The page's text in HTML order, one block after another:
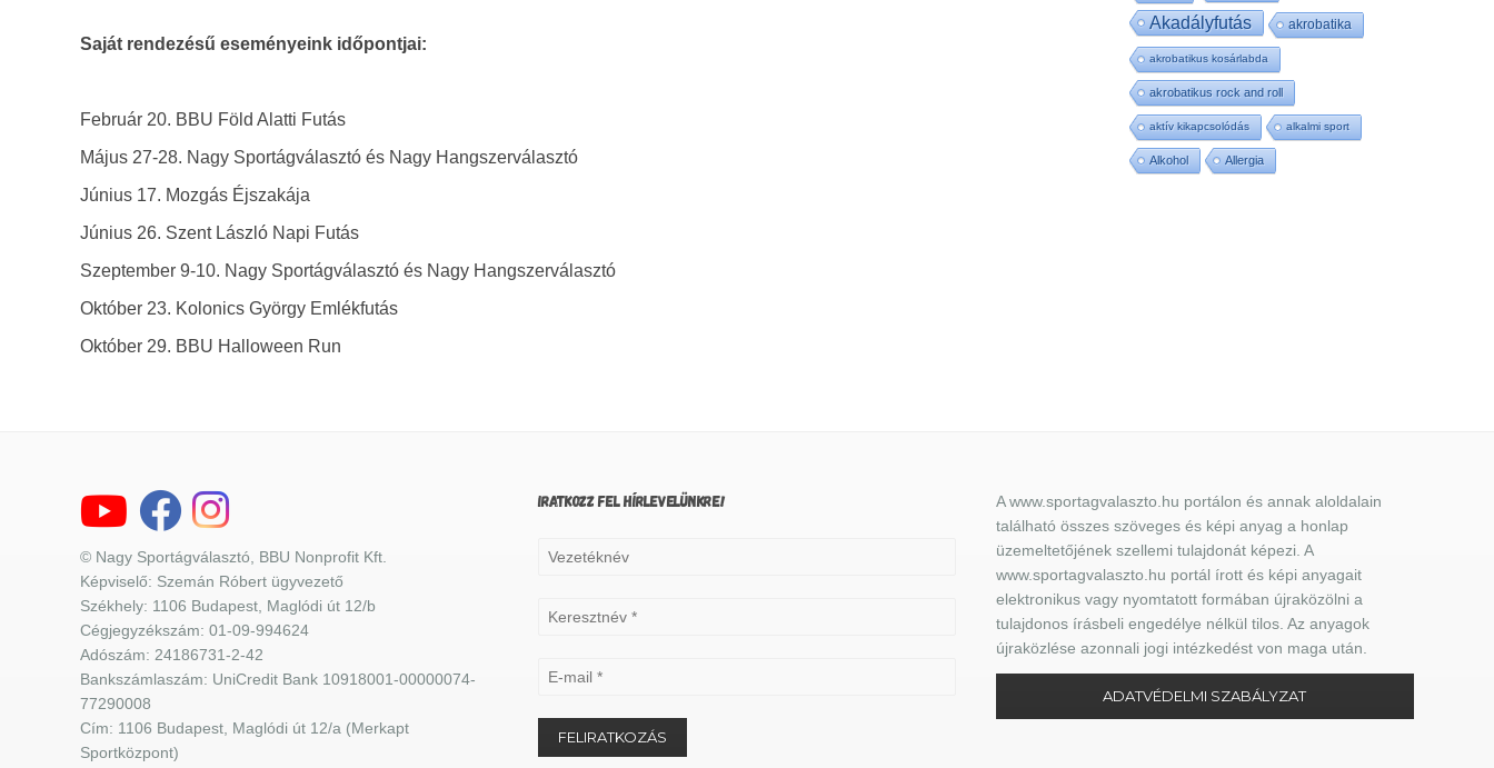
Saját rendezésű eseményeink időpontjai:
Február 20. BBU Föld Alatti Futás
Május 27-28. Nagy Sportágválasztó és Nagy Hangszerválasztó
Június 17. Mozgás Éjszakája
Június 26. Szent László Napi Futás
Szeptember 9-10. Nagy Sportágválasztó és Nagy Hangszerválasztó
Október 23. Kolonics György Emlékfutás
Október 29. BBU Halloween Run
Akadályfutás akrobatika
akrobatikus kosárlabda
akrobatikus rock and roll
aktív kikapcsolódás alkalmi sport
Alkohol Allergia
© Nagy Sportágválasztó, BBU Nonprofit Kft.
Képviselő: Szemán Róbert ügyvezető
Székhely: 1106 Budapest, Maglódi út 12/b
Cégjegyzékszám: 01-09-994624
Adószám: 24186731-2-42
Bankszámlaszám: UniCredit Bank 10918001-00000074-
77290008
Cím: 1106 Budapest, Maglódi út 12/a (Merkapt
Sportközpont)
IRATKOZZ FEL HÍRLEVELÜNKRE!
A www.sportagvalaszto.hu portálon és annak aloldalain
található összes szöveges és képi anyag a honlap
üzemeltetőjének szellemi tulajdonát képezi. A
www.sportagvalaszto.hu portál írott és képi anyagait
elektronikus vagy nyomtatott formában újraközölni a
tulajdonos írásbeli engedélye nélkül tilos. Az anyagok
újraközlése azonnali jogi intézkedést von maga után.
ADATVÉDELMI SZABÁLYZAT